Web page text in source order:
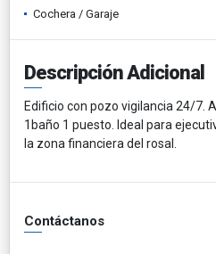
Cochera / Garaje
Descripción Adicional
Edificio con pozo vigilancia 24/7.
1baño 1 puesto. Ideal para
la zona financiera del rosal.
Contáctanos